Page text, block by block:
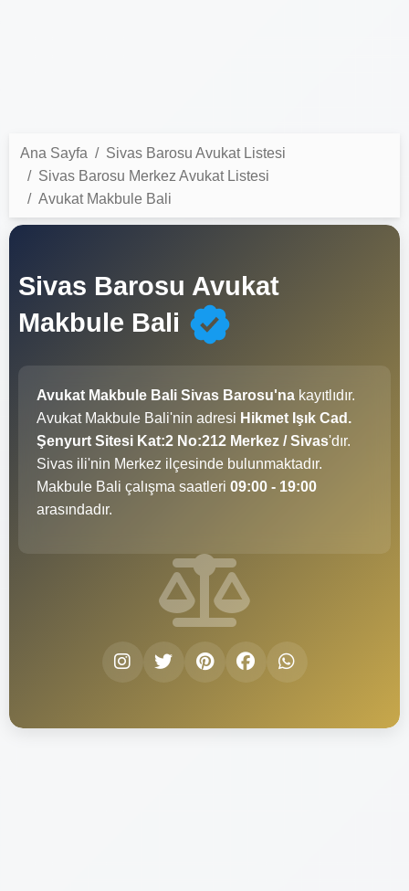
Ana Sayfa
Sivas Barosu Avukat Listesi
Sivas Barosu Merkez Avukat Listesi
Avukat Makbule Bali
Sivas Barosu Avukat
Makbule Bali
Avukat Makbule Bali Sivas Barosu'na kayıtlıdır.
Avukat Makbule Bali'nin adresi Hikmet Işık Cad.
Şenyurt Sitesi Kat:2 No:212 Merkez / Sivas'dır.
Sivas ili'nin Merkez ilçesinde bulunmaktadır.
Makbule Bali çalışma saatleri 09:00 - 19:00
arasındadır.